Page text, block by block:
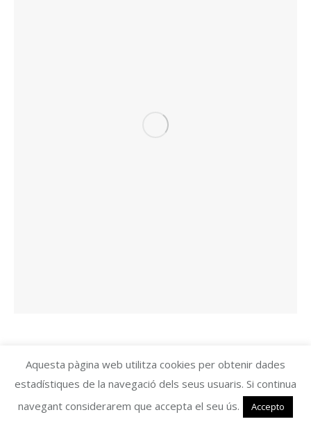
Aquesta pàgina web utilitza cookies per obtenir dades
estadístiques de la navegació dels seus usuaris. Si continua
navegant considerarem que accepta el seu ús.
Accepto